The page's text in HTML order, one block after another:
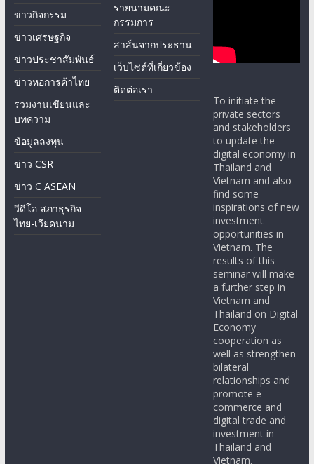
ข่าวกิจกรรม
ข่าวเศรษฐกิจ
ข่าวประชาสัมพันธ์
ข่าวหอการค้าไทย
รวมงานเขียนและ
บทความ
ข้อมูลลงทุน
ข่าว CSR
ข่าว C ASEAN
วีดีโอ สภาธุรกิจ
ไทย-เวียดนาม
รายนามคณะ
กรรมการ
สาส์นจากประธาน
เว็บไซต์ที่เกี่ยวข้อง
ติดต่อเรา
To initiate the
private sectors
and stakeholders
to update the
digital economy in
Thailand and
Vietnam and also
find some
inspirations of new
investment
opportunities in
Vietnam. The
results of this
seminar will make
a further step in
Vietnam and
Thailand on Digital
Economy
cooperation as
well as strengthen
bilateral
relationships and
promote e-
commerce and
digital trade and
investment in
Thailand and
Vietnam.